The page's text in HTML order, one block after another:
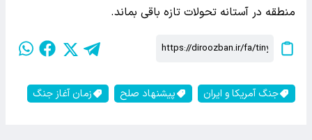
منطقه در آستانه تحولات تازه باقی بماند.
جنگ آمریکا و ایران پیشنهاد صلح زمان آغاز جنگ